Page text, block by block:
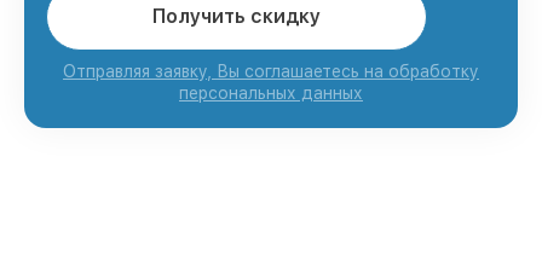
Получить скидку
Отправляя заявку, Вы соглашаетесь на обработку
персональных данных